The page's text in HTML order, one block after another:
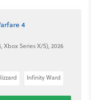
4
Xbox Series X/S), 2026
Infinity Ward